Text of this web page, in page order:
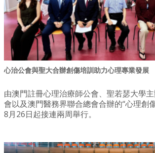
心治公會與聖大合辦創傷培訓助力心理專業發展
由澳門註冊心理治療師公會、聖若瑟大學
會以及澳門醫務界聯合總會合辦的“心理創
8月26日起接連兩周舉行。